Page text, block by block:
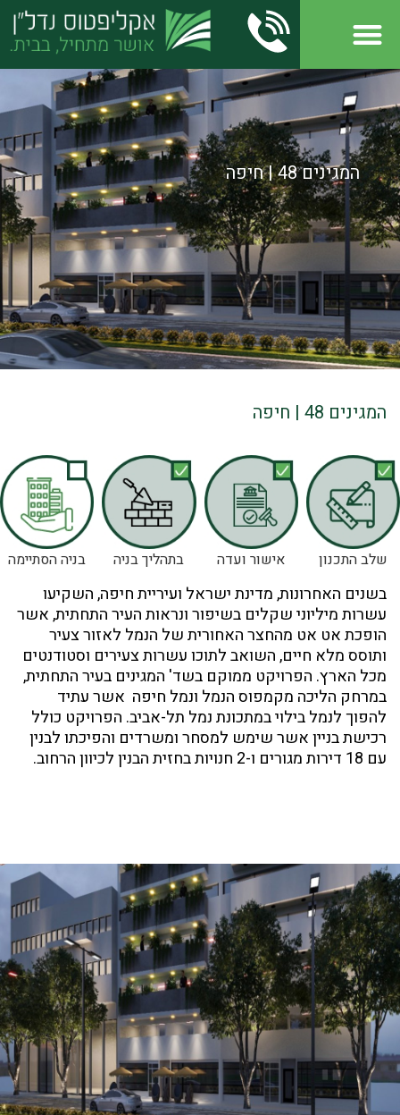
המגינים 48 | חיפה
המגינים 48 | חיפה
שלב התכנון אישור ועדה בתהליך בניה בניה הסתיימה
בשנים האחרונות, מדינת ישראל ועיריית חיפה, השקיעו
עשרות מיליוני שקלים בשיפור ונראות העיר התחתית, אשר
הופכת אט אט מהחצר האחורית של הנמל לאזור צעיר
ותוסס מלא חיים, השואב לתוכו עשרות צעירים וסטודנטים
מכל הארץ. הפרויקט ממוקם בשד' המגינים בעיר התחתית,
במרחק הליכה מקמפוס הנמל ונמל חיפה אשר עתיד
להפוך לנמל בילוי במתכונת נמל תל-אביב. הפרויקט כולל
רכישת בניין אשר שימש למסחר ומשרדים והפיכתו לבנין
עם 18 דירות מגורים ו-2 חנויות בחזית הבנין לכיוון הרחוב.